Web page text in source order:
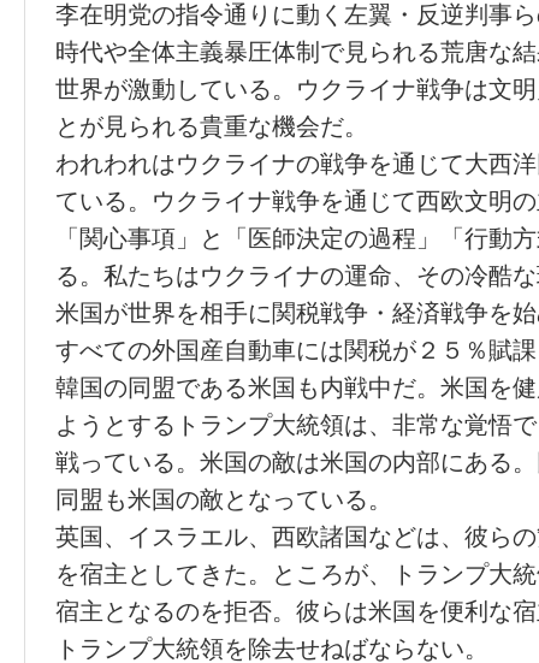
李在明党の指令通りに動く左翼・反逆判事
時代や全体主義暴圧体制で見られる荒唐な
世界が激動している。ウクライナ戦争は文
とが見られる貴重な機会だ。
われわれはウクライナの戦争を通じて大西
ている。ウクライナ戦争を通じて西欧文明
「関心事項」と「医師決定の過程」「行動
る。私たちはウクライナの運命、その冷酷
米国が世界を相手に関税戦争・経済戦争を
すべての外国産自動車には関税が２５％賦
韓国の同盟である米国も内戦中だ。米国を
ようとするトランプ大統領は、非常な覚悟
戦っている。米国の敵は米国の内部にある
同盟も米国の敵となっている。
英国、イスラエル、西欧諸国などは、彼ら
を宿主としてきた。ところが、トランプ大
宿主となるのを拒否。彼らは米国を便利な
トランプ大統領を除去せねばならない。